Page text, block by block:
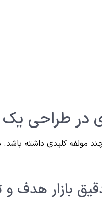
در طراحی یک
مولفه کلیدی داشته باشد.